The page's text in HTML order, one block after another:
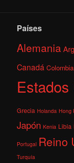
Países
Alemania
Canadá Colombia
Grecia Holanda Hong
Japón Kenia Libia
Portugal Reino
Turquía